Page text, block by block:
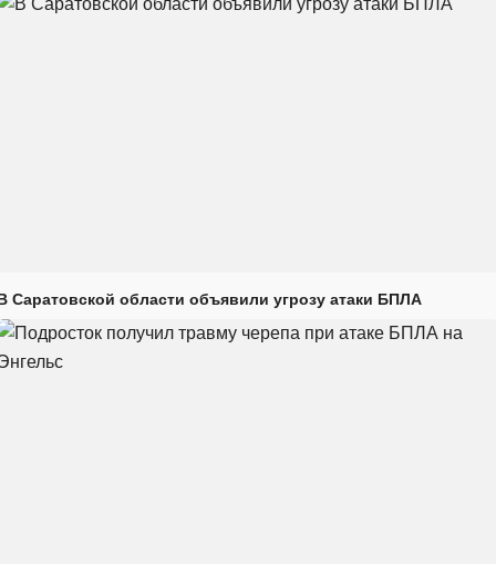
Саратовской области объявили угрозу атаки БПЛА